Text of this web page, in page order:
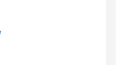
ładowania wynosi 2
przez 30 dni, a